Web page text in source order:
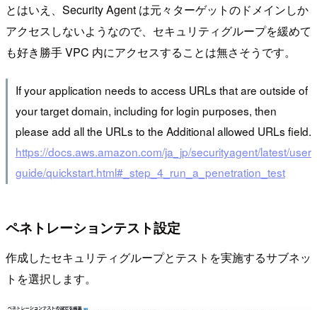
とはいえ、Security Agent は元々ターゲットのドメインしか
アクセスしないようなので、セキュリティグループを緩めて
も好き勝手 VPC 内にアクセスすることは無さそうです。
If your application needs to access URLs that are outside of
your target domain, including for login purposes, then
please add all the URLs to the Additional allowed URLs field.
https://docs.aws.amazon.com/ja_jp/securityagent/latest/user
guide/quickstart.html#_step_4_run_a_penetration_test
ペネトレーションテスト設定
作成したセキュリティグループとテストを実施するサブネッ
トを選択します。